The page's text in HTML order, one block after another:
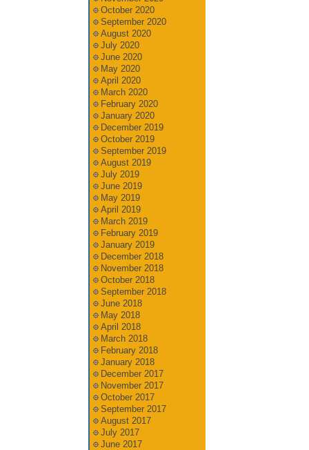
October 2020
September 2020
August 2020
July 2020
June 2020
May 2020
April 2020
March 2020
February 2020
January 2020
December 2019
October 2019
September 2019
August 2019
July 2019
June 2019
May 2019
April 2019
March 2019
February 2019
January 2019
December 2018
November 2018
October 2018
September 2018
June 2018
May 2018
April 2018
March 2018
February 2018
January 2018
December 2017
November 2017
October 2017
September 2017
August 2017
July 2017
June 2017